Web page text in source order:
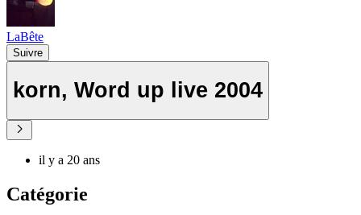
LaBête
Suivre
korn, Word up live 2004
il y a 20 ans
Catégorie